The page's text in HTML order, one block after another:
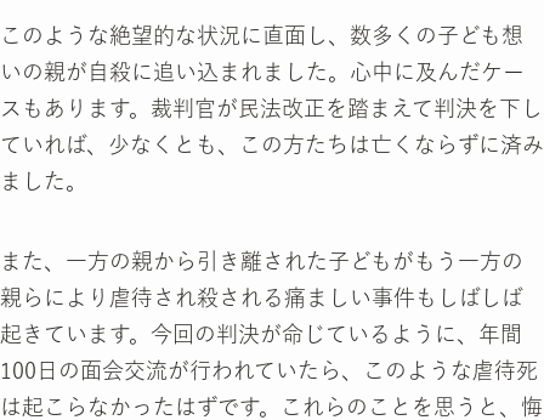
このような絶望的な状況に直面し、数多くの子ども想
いの親が自殺に追い込まれました。心中に及んだケー
スもあります。裁判官が民法改正を踏まえて判決を下し
ていれば、少なくとも、この方たちは亡くならずに済み
ました。
また、一方の親から引き離された子どもがもう一方の
親らにより虐待され殺される痛ましい事件もしばしば
起きています。今回の判決が命じているように、年間
100日の面会交流が行われていたら、このような虐待死
は起こらなかったはずです。これらのことを思うと、悔